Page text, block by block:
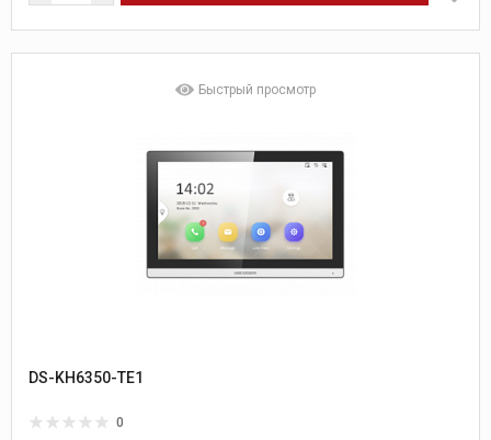
Быстрый просмотр
DS-KH6350-TE1
0